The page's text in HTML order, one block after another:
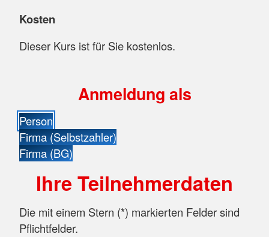
Kosten
Dieser Kurs ist für Sie kostenlos.
Anmeldung als
Person
Firma (Selbstzahler)
Firma (BG)
Ihre Teilnehmerdaten
Die mit einem Stern (*) markierten Felder sind
Pflichtfelder.